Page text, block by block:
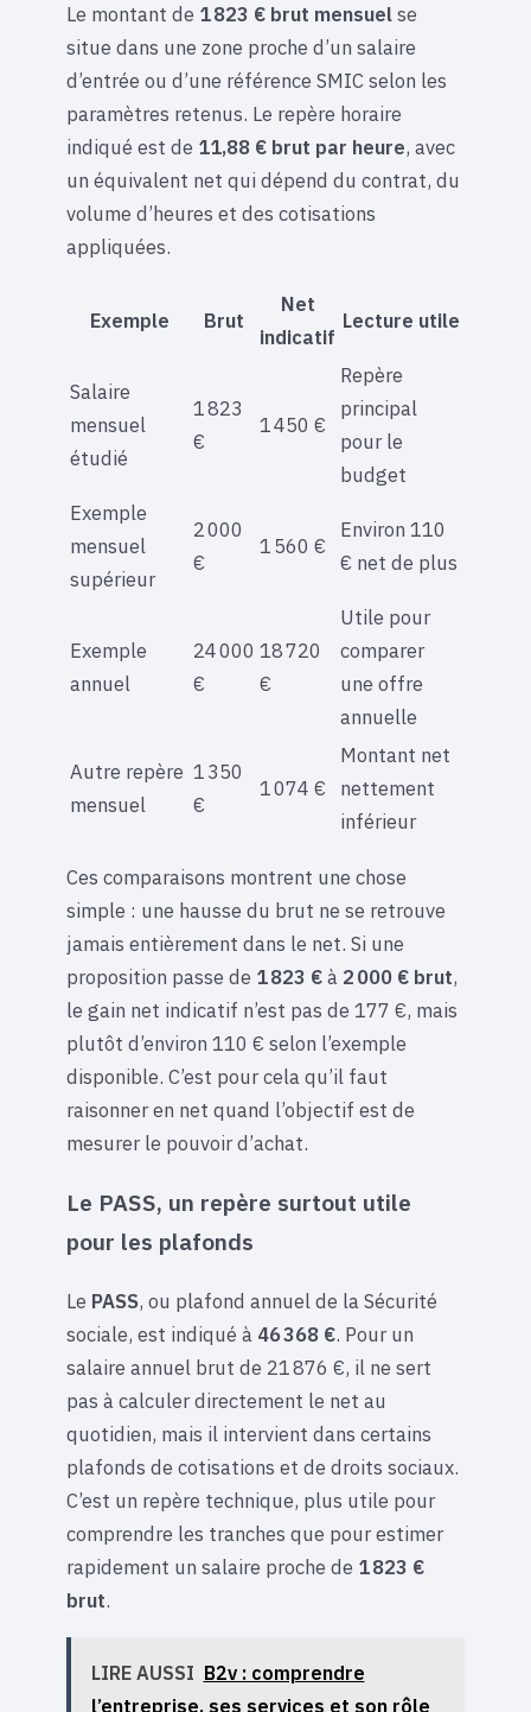
Le montant de 1 823 € brut mensuelse
situe dans une zone proche d’un salaire
d’entrée ou d’une référence SMIC selon les
paramètres retenus. Le repère horaire
indiqué est de 11,88 € brut par heure, avec
un équivalent net qui dépend du contrat, du
volume d’heures et des cotisations
appliquées.
Exemple Brut
Net
indicatif
Lecture utile
Salaire
mensuel
étudié
1 823
€
1 450 €
Repère
principal
pour le
budget
Exemple
mensuel
supérieur
2 000
€
1 560 €
Environ 110
€ net de plus
Exemple
annuel
24 000
€
18 720
€
Utile pour
comparer
une offre
annuelle
Autre repère
mensuel
1 350
€
1 074 €
Montant net
nettement
inférieur
Ces comparaisons montrent une chose
simple : une hausse du brut ne se retrouve
jamais entièrement dans le net. Si une
proposition passe de 1 823 €à 2 000 € brut,
le gain net indicatif n’est pas de 177 €, mais
plutôt d’environ 110 € selon l’exemple
disponible. C’est pour cela qu’il faut
raisonner en net quand l’objectif est de
mesurer le pouvoir d’achat.
Le PASS, un repère surtout utile
pour les plafonds
Le PASS, ou plafond annuel de la Sécurité
sociale, est indiqué à 46 368 €. Pour un
salaire annuel brut de 21 876 €, il ne sert
pas à calculer directement le net au
quotidien, mais il intervient dans certains
plafonds de cotisations et de droits sociaux.
C’est un repère technique, plus utile pour
comprendre les tranches que pour estimer
rapidement un salaire proche de 1 823 €
brut.
LIRE AUSSI B2v : comprendre
l’entreprise, ses services et son rôle